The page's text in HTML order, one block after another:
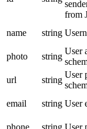
from
name string
photo
string
User
url
string
User
email
string User
phone
string User